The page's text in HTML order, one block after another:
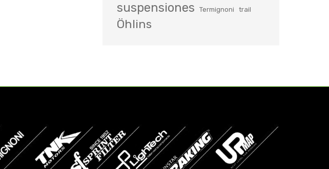
suspensiones Termignoni trail
Öhlins